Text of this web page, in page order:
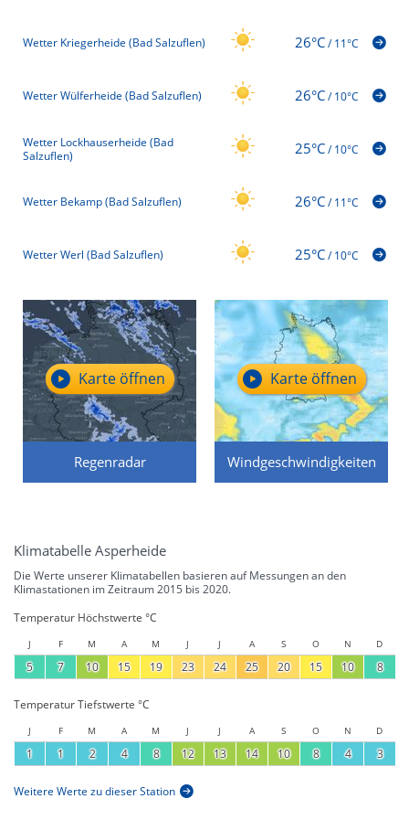
Wetter Kriegerheide (Bad Salzuflen) 26°C/11°C
Wetter Wülferheide (Bad Salzuflen) 26°C/10°C
Wetter Lockhauserheide (Bad
Salzuflen)
25°C/10°C
Wetter Bekamp (Bad Salzuflen) 26°C/11°C
Wetter Werl (Bad Salzuflen) 25°C/10°C
Regenradar
Karte öffnen
Windgeschwindigkeiten
Karte öffnen
Klimatabelle Asperheide
Die Werte unserer Klimatabellen basieren auf Messungen an den
Klimastationen im Zeitraum 2015 bis 2020.
Temperatur Höchstwerte °C
J F M A M J J A S O N D
5 7 10 15 19 23 24 25 20 15 10 8
Temperatur Tiefstwerte °C
J F M A M J J A S O N D
1 1 2 4 8 12 13 14 10 8 4 3
Weitere Werte zu dieser Station